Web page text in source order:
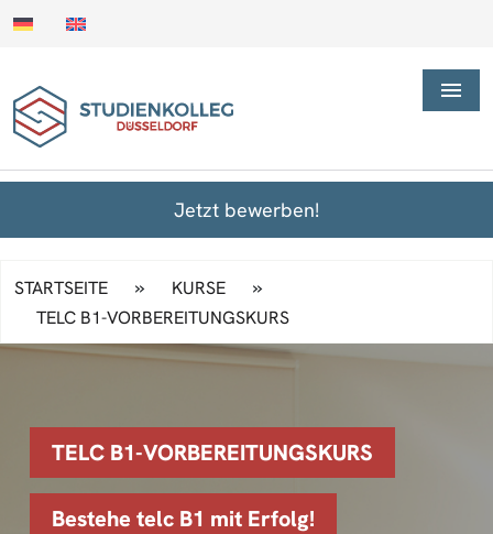
Jetzt bewerben!
STARTSEITE » KURSE »
TELC B1-VORBEREITUNGSKURS
TELC B1-VORBEREITUNGSKURS
Bestehe telc B1 mit Erfolg!